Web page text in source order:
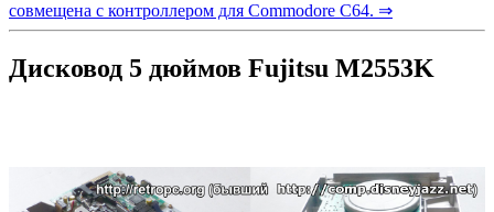
совмещена с контроллером для Commodore C64. ⇒
Дисковод 5 дюймов Fujitsu M2553K